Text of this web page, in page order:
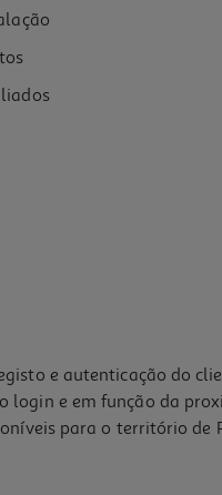
e autenticação do
e em função da
para o território